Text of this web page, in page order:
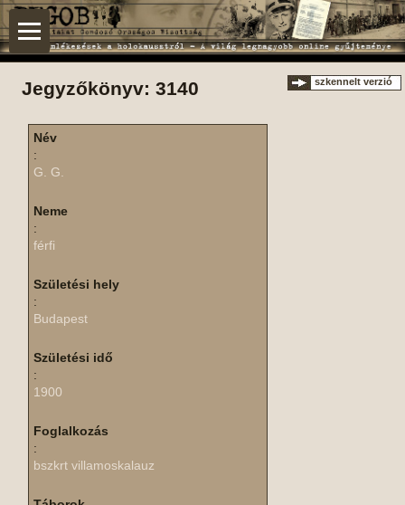
Jegyzőkönyv: 3140 szkennelt verzió
Név
:
G. G.
Neme
:
férfi
Születési hely
:
Budapest
Születési idő
:
1900
Foglalkozás
:
bszkrt villamoskalauz